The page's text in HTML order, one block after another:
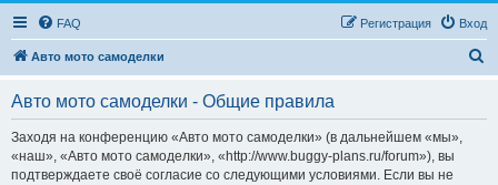
FAQ Вход
Регистрация
Авто мото самоделки
Авто мото самоделки - Общие правила
Заходя на конференцию «Авто мото самоделки» (в дальнейшем «мы»,
«наш», «Авто мото самоделки», «http://www.buggy-plans.ru/forum»), вы
подтверждаете своё согласие со следующими условиями. Если вы не